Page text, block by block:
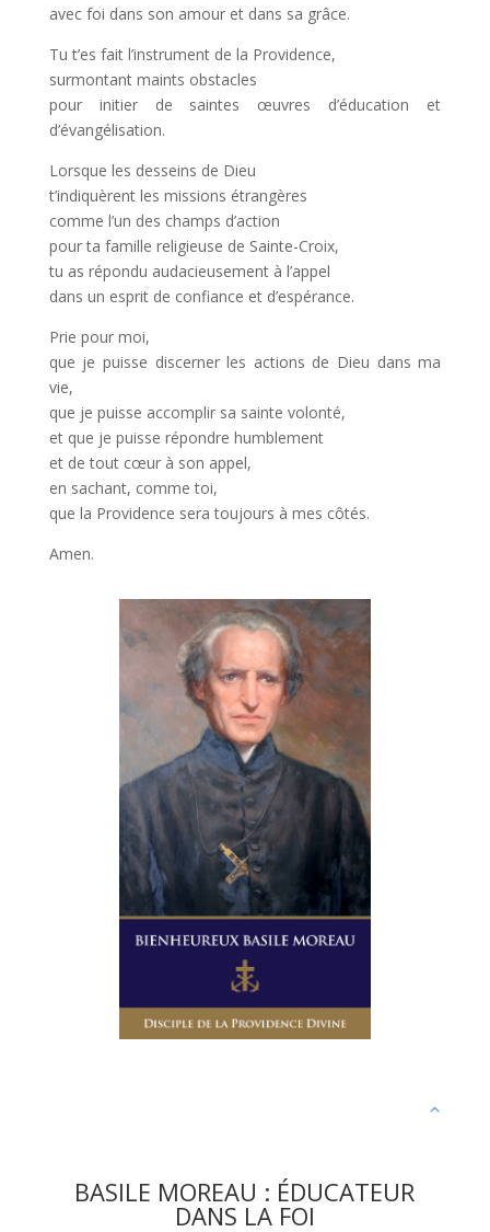
avec foi dans son amour et dans sa grâce.
Tu t’es fait l’instrument de la Providence,
surmontant maints obstacles
pour initier de saintes œuvres d’éducation et
d’évangélisation.
Lorsque les desseins de Dieu
t’indiquèrent les missions étrangères
comme l’un des champs d’action
pour ta famille religieuse de Sainte-Croix,
tu as répondu audacieusement à l’appel
dans un esprit de confiance et d’espérance.
Prie pour moi,
que je puisse discerner les actions de Dieu dans ma
vie,
que je puisse accomplir sa sainte volonté,
et que je puisse répondre humblement
et de tout cœur à son appel,
en sachant, comme toi,
que la Providence sera toujours à mes côtés.
Amen.
BASILE MOREAU : ÉDUCATEUR
DANS LA FOI